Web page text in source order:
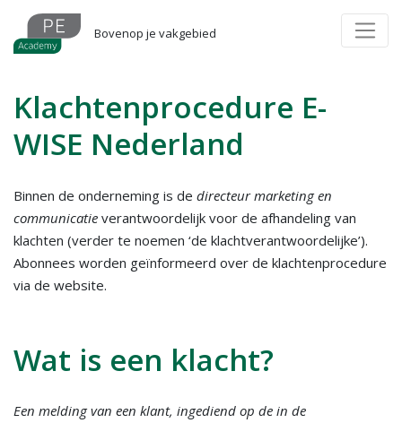
Overslaan
naar
inhoud
gaan
Bovenop je vakgebied
Klachtenprocedure E-
WISE Nederland
Binnen de onderneming is de directeur marketing en
communicatie verantwoordelijk voor de afhandeling van
klachten (verder te noemen ‘de klachtverantwoordelijke’).
Abonnees worden geïnformeerd over de klachtenprocedure
via de website.
Wat is een klacht?
Een melding van een klant, ingediend op de in de